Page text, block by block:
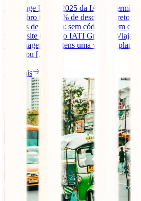
A Orange Friday 2025 da IATI já
novembro tens 10% de desconto direto
seguros de viagem: sem códigos, sem
todo o site (excepto IATI Grandes
Multiviagem). Se tens uma viagem
meses ou [...]
Ler mais